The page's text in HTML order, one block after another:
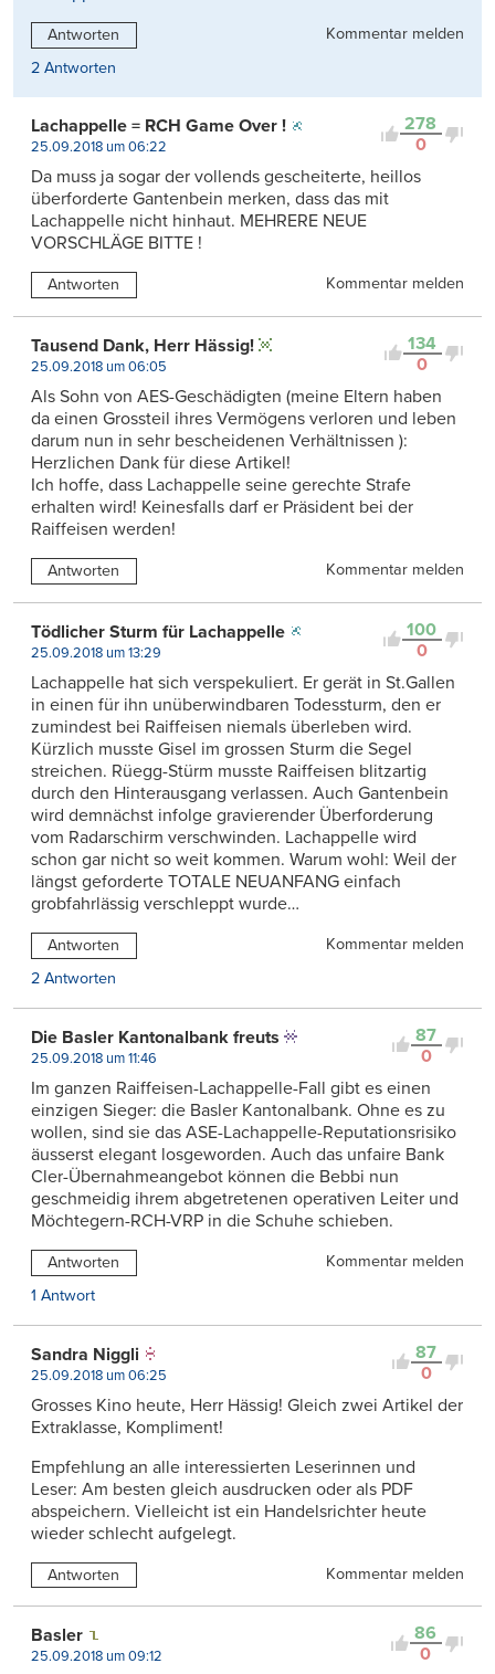
Antworten
Kommentar melden
2 Antworten
278
0
Lachappelle = RCH Game Over !
25.09.2018 um 06:22
Da muss ja sogar der vollends gescheiterte, heillos
überforderte Gantenbein merken, dass das mit
Lachappelle nicht hinhaut. MEHRERE NEUE
VORSCHLÄGE BITTE !
Antworten Kommentar melden
134
0
Tausend Dank, Herr Hässig!
25.09.2018 um 06:05
Als Sohn von AES-Geschädigten (meine Eltern haben
da einen Grossteil ihres Vermögens verloren und leben
darum nun in sehr bescheidenen Verhältnissen ):
Herzlichen Dank für diese Artikel!
Ich hoffe, dass Lachappelle seine gerechte Strafe
erhalten wird! Keinesfalls darf er Präsident bei der
Raiffeisen werden!
Antworten Kommentar melden
100
0
Tödlicher Sturm für Lachappelle
25.09.2018 um 13:29
Lachappelle hat sich verspekuliert. Er gerät in St.Gallen
in einen für ihn unüberwindbaren Todessturm, den er
zumindest bei Raiffeisen niemals überleben wird.
Kürzlich musste Gisel im grossen Sturm die Segel
streichen. Rüegg-Stürm musste Raiffeisen blitzartig
durch den Hinterausgang verlassen. Auch Gantenbein
wird demnächst infolge gravierender Überforderung
vom Radarschirm verschwinden. Lachappelle wird
schon gar nicht so weit kommen. Warum wohl: Weil der
längst geforderte TOTALE NEUANFANG einfach
grobfahrlässig verschleppt wurde…
Antworten
Kommentar melden
2 Antworten
87
0
Die Basler Kantonalbank freuts
25.09.2018 um 11:46
Im ganzen Raiffeisen-Lachappelle-Fall gibt es einen
einzigen Sieger: die Basler Kantonalbank. Ohne es zu
wollen, sind sie das ASE-Lachappelle-Reputationsrisiko
äusserst elegant losgeworden. Auch das unfaire Bank
Cler-Übernahmeangebot können die Bebbi nun
geschmeidig ihrem abgetretenen operativen Leiter und
Möchtegern-RCH-VRP in die Schuhe schieben.
Antworten
Kommentar melden
1 Antwort
87
0
Sandra Niggli
25.09.2018 um 06:25
Grosses Kino heute, Herr Hässig! Gleich zwei Artikel der
Extraklasse, Kompliment!
Empfehlung an alle interessierten Leserinnen und
Leser: Am besten gleich ausdrucken oder als PDF
abspeichern. Vielleicht ist ein Handelsrichter heute
wieder schlecht aufgelegt.
Antworten Kommentar melden
86
0
Basler
25.09.2018 um 09:12